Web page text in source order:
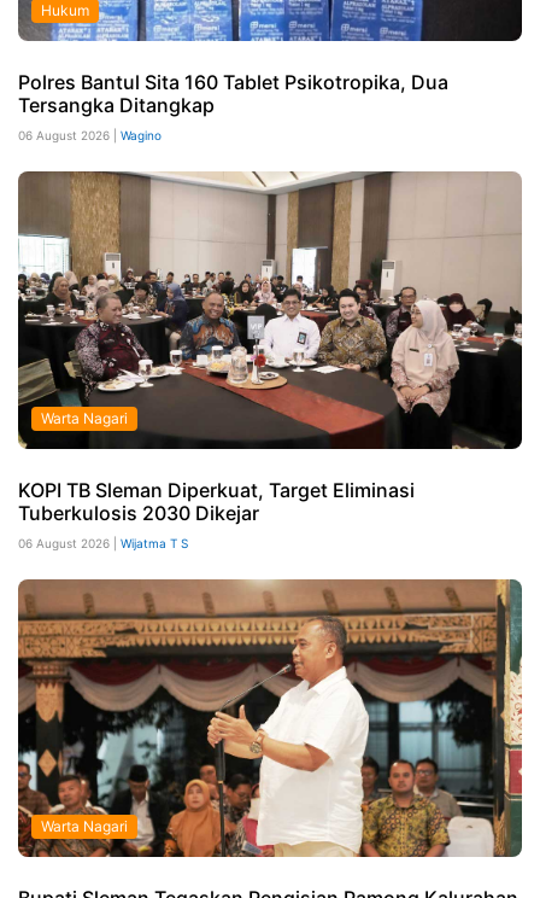
Hukum
Polres Bantul Sita 160 Tablet Psikotropika, Dua
Tersangka Ditangkap
06 August 2026 | Wagino
Warta Nagari
KOPI TB Sleman Diperkuat, Target Eliminasi
Tuberkulosis 2030 Dikejar
06 August 2026 | Wijatma T S
Warta Nagari